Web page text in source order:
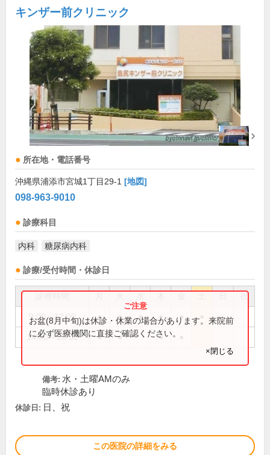
キンザー前クリニック
所在地・電話番号
沖縄県浦添市宮城1丁目29-1 [地図]
098-963-9010
診療科目
内科 糖尿病内科
診療/受付時間・休診日
祝
9:00～12:00 ● ● ● ● ●
14:00～18:00 ● ● ●
お盆(8月中旬)は休診・休業の場合があります。来院前
に必ず医療機関に直接ご確認ください。
×閉じる
備考: 水・土曜AMのみ
臨時休診あり
休診日: 日、祝
この医院の詳細をみる